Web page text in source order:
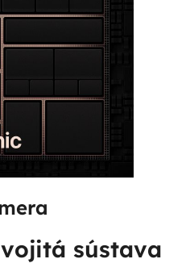
sústava